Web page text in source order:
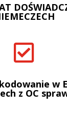

w
z OC